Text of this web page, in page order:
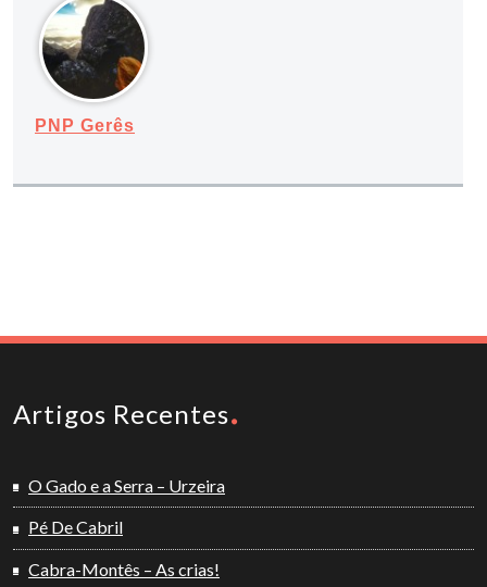
PNP Gerês
Artigos Recentes
O Gado e a Serra – Urzeira
Pé De Cabril
Cabra-Montês – As crias!